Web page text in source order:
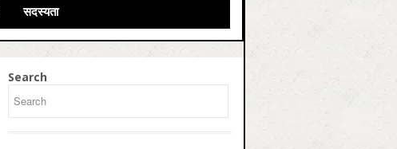
सदस्यता
Search